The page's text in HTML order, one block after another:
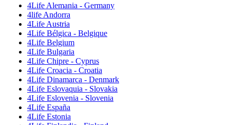
4Life Alemania - Germany
4life Andorra
4Life Austria
4Life Bélgica - Belgique
4Life Belgium
4Life Bulgaria
4Life Chipre - Cyprus
4Life Croacia - Croatia
4Life Dinamarca - Denmark
4Life Eslovaquia - Slovakia
4Life Eslovenia - Slovenia
4Life España
4Life Estonia